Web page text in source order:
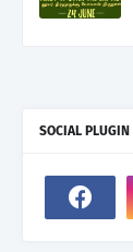
SOCIAL PLUGIN